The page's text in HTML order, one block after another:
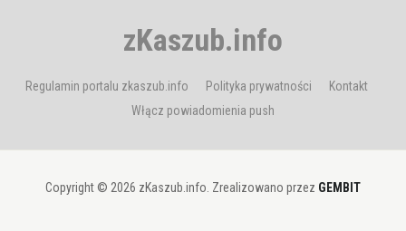
zKaszub.info
Regulamin portalu zkaszub.info Polityka prywatności
Kontakt
Włącz powiadomienia push
Copyright © 2026 zKaszub.info. Zrealizowano przez GEMBIT